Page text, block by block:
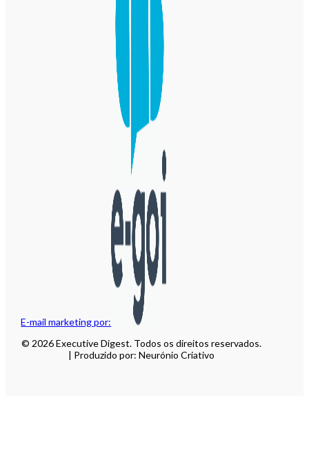
E-mail marketing por:
© 2026 Executive Digest. Todos os direitos reservados.
| Produzido por: Neurónio Criativo